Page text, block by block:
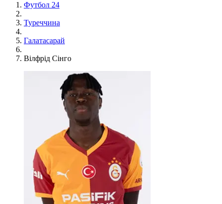
Футбол 24
Туреччина
Галатасарай
Вілфрід Сінго